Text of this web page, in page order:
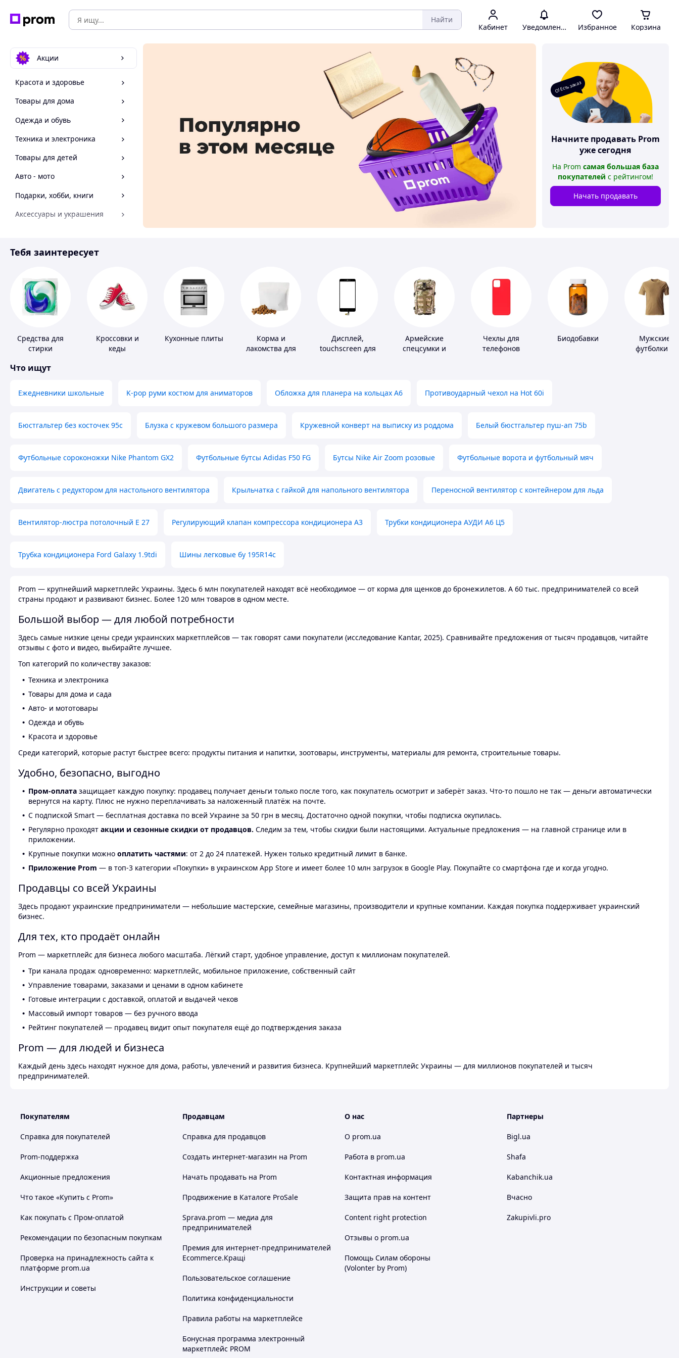
Найти
Кабинет Уведомления Избранное Корзина
Акции
Красота и здоровье
Товары для дома
Одежда и обувь
Техника и электроника
Товары для детей
Авто - мото
Подарки, хобби, книги
Аксессуары и украшения
Спорт и отдых
О! Есть заказ
Начните продавать Prom
уже сегодня
На Prom самая большая база
покупателей с рейтингом!
Начать продавать
Тебя заинтересует
Средства для
стирки
Кроссовки и
кеды
Кухонные плиты
Корма и
лакомства для
Дисплей,
touchscreen для
Армейские
спецсумки и
Чехлы для
телефонов
Биодобавки
Мужские
футболки и
Что ищут
Ежедневники школьные K-pop руми костюм для аниматоров Обложка для планера на кольцах А6 Противоударный чехол на Hot 60i
Бюстгальтер без косточек 95с Блузка с кружевом большого размера Кружевной конверт на выписку из роддома Белый бюстгальтер пуш-ап 75b
Футбольные сороконожки Nike Phantom GX2 Футбольные бутсы Adidas F50 FG Бутсы Nike Air Zoom розовые Футбольные ворота и футбольный мяч
Двигатель с редуктором для настольного вентилятора Крыльчатка с гайкой для напольного вентилятора Переносной вентилятор с контейнером для льда
Вентилятор-люстра потолочный E 27 Регулирующий клапан компрессора кондиционера А3 Трубки кондиционера АУДИ А6 Ц5
Трубка кондиционера Ford Galaxy 1.9tdi Шины легковые бу 195R14c
Prom — крупнейший маркетплейс Украины. Здесь 6 млн покупателей находят всё необходимое — от корма для щенков до бронежилетов. А 60 тыс. предпринимателей со всей
страны продают и развивают бизнес. Более 120 млн товаров в одном месте.
Большой выбор — для любой потребности
Здесь самые низкие цены среди украинских маркетплейсов — так говорят сами покупатели (исследование Kantar, 2025). Сравнивайте предложения от тысяч продавцов, читайте
отзывы с фото и видео, выбирайте лучшее.
Топ категорий по количеству заказов:
Техника и электроника
Товары для дома и сада
Авто- и мототовары
Одежда и обувь
Красота и здоровье
Среди категорий, которые растут быстрее всего: продукты питания и напитки, зоотовары, инструменты, материалы для ремонта, строительные товары.
Удобно, безопасно, выгодно
Пром-оплата защищает каждую покупку: продавец получает деньги только после того, как покупатель осмотрит и заберёт заказ. Что-то пошло не так — деньги автоматически
вернутся на карту. Плюс не нужно переплачивать за наложенный платёж на почте.
С подпиской Smart — бесплатная доставка по всей Украине за 50 грн в месяц. Достаточно одной покупки, чтобы подписка окупилась.
Регулярно проходят акции и сезонные скидки от продавцов. Следим за тем, чтобы скидки были настоящими. Актуальные предложения — на главной странице или в
приложении.
Крупные покупки можно оплатить частями: от 2 до 24 платежей. Нужен только кредитный лимит в банке.
Приложение Prom — в топ-3 категории «Покупки» в украинском App Store и имеет более 10 млн загрузок в Google Play. Покупайте со смартфона где и когда угодно.
Продавцы со всей Украины
Здесь продают украинские предприниматели — небольшие мастерские, семейные магазины, производители и крупные компании. Каждая покупка поддерживает украинский
бизнес.
Для тех, кто продаёт онлайн
Prom — маркетплейс для бизнеса любого масштаба. Лёгкий старт, удобное управление, доступ к миллионам покупателей.
Три канала продаж одновременно: маркетплейс, мобильное приложение, собственный сайт
Управление товарами, заказами и ценами в одном кабинете
Готовые интеграции с доставкой, оплатой и выдачей чеков
Массовый импорт товаров — без ручного ввода
Рейтинг покупателей — продавец видит опыт покупателя ещё до подтверждения заказа
Prom — для людей и бизнеса
Каждый день здесь находят нужное для дома, работы, увлечений и развития бизнеса. Крупнейший маркетплейс Украины — для миллионов покупателей и тысяч
предпринимателей.
Покупателям
Справка для покупателей
Prom-поддержка
Акционные предложения
Что такое «Купить с Prom»
Как покупать с Пром-оплатой
Рекомендации по безопасным покупкам
Проверка на принадлежность сайта к
платформе prom.ua
Инструкции и советы
Продавцам
Справка для продавцов
Создать интернет-магазин на Prom
Начать продавать на Prom
Продвижение в Каталоге ProSale
Sprava.prom — медиа для
предпринимателей
Премия для интернет-предпринимателей
Ecommerce.Кращі
Пользовательское соглашение
Политика конфиденциальности
Правила работы на маркетплейсе
Бонусная программа электронный
маркетплейс PROM
О нас
О prom.ua
Работа в prom.ua
Контактная информация
Защита прав на контент
Content right protection
Отзывы о prom.ua
Помощь Силам обороны
(Volonter by Prom)
Партнеры
Bigl.ua
Shafa
Kabanchik.ua
Вчасно
Zakupivli.pro